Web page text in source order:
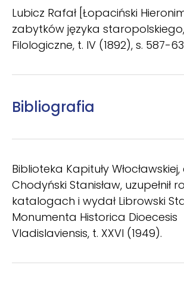
Lubicz Rafał [Łopaciński
zabytków języka
Filologiczne, t. IV (1892), s. 587-
Bibliografia
Biblioteka Kapituły
Chodyński Stanisław, uzupełnił
katalogach i wydał Librowski
Monumenta Historica Dioecesis
Vladislaviensis, t. XXVI (1949).